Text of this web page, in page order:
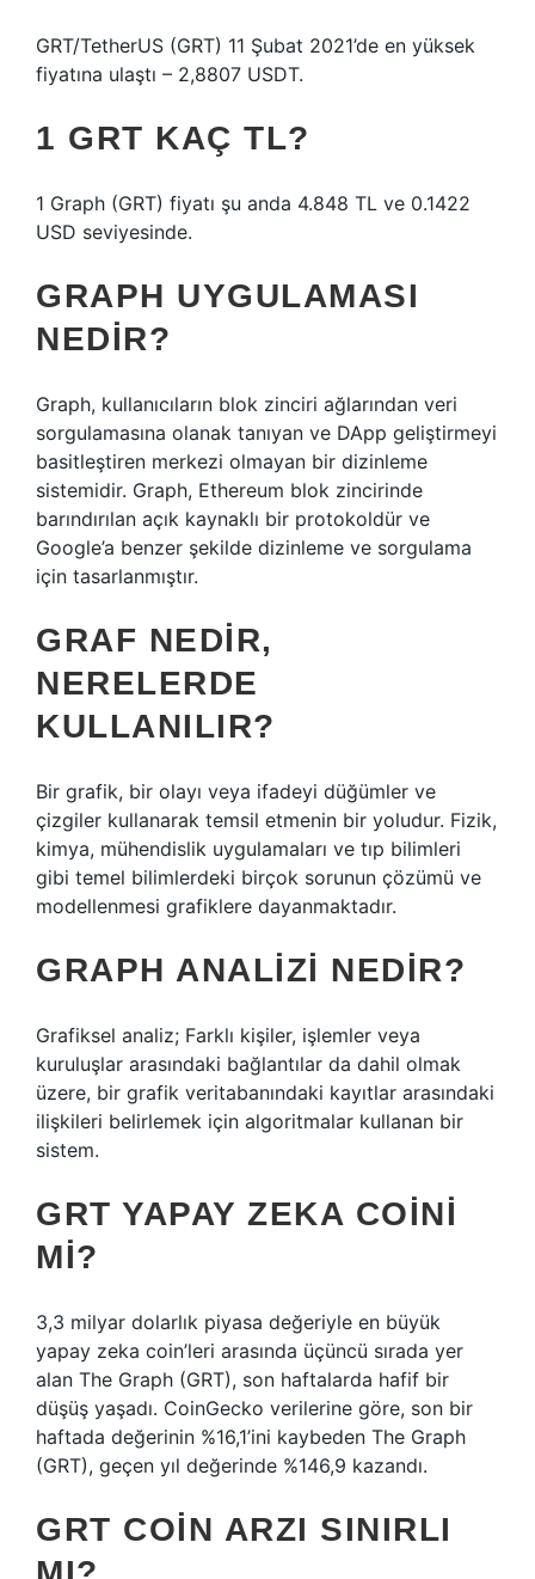
GRT/TetherUS (GRT) 11 Şubat 2021’de en yüksek
fiyatına ulaştı – 2,8807 USDT.
1 GRT KAÇ TL?
1 Graph (GRT) fiyatı şu anda 4.848 TL ve 0.1422
USD seviyesinde.
GRAPH UYGULAMASI
NEDIR?
Graph, kullanıcıların blok zinciri ağlarından veri
sorgulamasına olanak tanıyan ve DApp geliştirmeyi
basitleştiren merkezi olmayan bir dizinleme
sistemidir. Graph, Ethereum blok zincirinde
barındırılan açık kaynaklı bir protokoldür ve
Google’a benzer şekilde dizinleme ve sorgulama
için tasarlanmıştır.
GRAF NEDIR,
NERELERDE
KULLANILIR?
Bir grafik, bir olayı veya ifadeyi düğümler ve
çizgiler kullanarak temsil etmenin bir yoludur. Fizik,
kimya, mühendislik uygulamaları ve tıp bilimleri
gibi temel bilimlerdeki birçok sorunun çözümü ve
modellenmesi grafiklere dayanmaktadır.
GRAPH ANALIZI NEDIR?
Grafiksel analiz; Farklı kişiler, işlemler veya
kuruluşlar arasındaki bağlantılar da dahil olmak
üzere, bir grafik veritabanındaki kayıtlar arasındaki
ilişkileri belirlemek için algoritmalar kullanan bir
sistem.
GRT YAPAY ZEKA COINI
MI?
3,3 milyar dolarlık piyasa değeriyle en büyük
yapay zeka coin’leri arasında üçüncü sırada yer
alan The Graph (GRT), son haftalarda hafif bir
düşüş yaşadı. CoinGecko verilerine göre, son bir
haftada değerinin %16,1’ini kaybeden The Graph
(GRT), geçen yıl değerinde %146,9 kazandı.
GRT COIN ARZI SINIRLI